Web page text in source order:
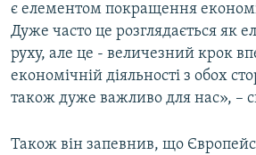
є елементом покращення
Дуже часто це розглядається як
руху, але це - величезний крок
економічній діяльності з обох
також дуже важливо для нас», –
Також він запевнив, що